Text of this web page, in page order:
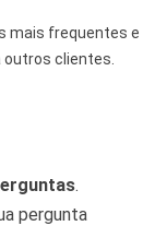
mais frequentes e
clientes.
.
pergunta